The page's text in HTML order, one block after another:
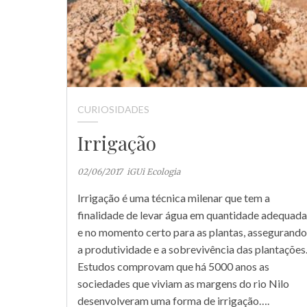
CURIOSIDADES
Irrigação
02/06/2017 iGUi Ecologia
Irrigação é uma técnica milenar que tem a
finalidade de levar água em quantidade adequada
e no momento certo para as plantas, assegurando
a produtividade e a sobrevivência das plantações.
Estudos comprovam que há 5000 anos as
sociedades que viviam as margens do rio Nilo
desenvolveram uma forma de irrigação….